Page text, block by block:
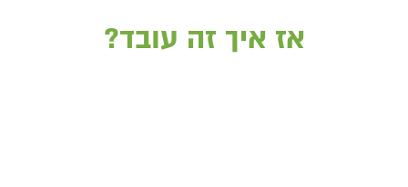
אז איך זה עובד?